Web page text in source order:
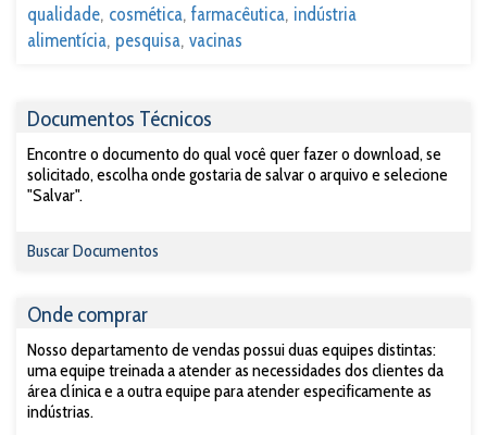
qualidade cosmética farmacêutica indústria
alimentícia pesquisa vacinas
Documentos Técnicos
Encontre o documento do qual você quer fazer o download, se
solicitado, escolha onde gostaria de salvar o arquivo e selecione
"Salvar".
Buscar Documentos
Onde comprar
Nosso departamento de vendas possui duas equipes distintas:
uma equipe treinada a atender as necessidades dos clientes da
área clínica e a outra equipe para atender especificamente as
indústrias.